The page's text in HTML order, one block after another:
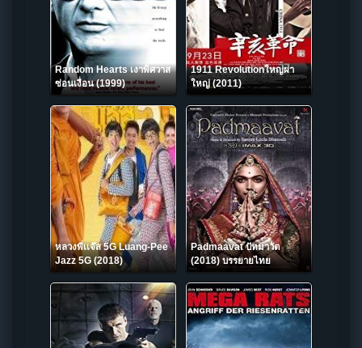
Random Hearts เงาพิศวาส
ซ่อนเงื่อน (1999)
1911 Revolutionใหญ่ผ่า
ใหญ่ (2011)
หลวงพี่เเจ๊ส 5G Luang-Pee
Jazz 5G (2018)
Padmaavat ปัทมาวัต
(2018) บรรยายไทย